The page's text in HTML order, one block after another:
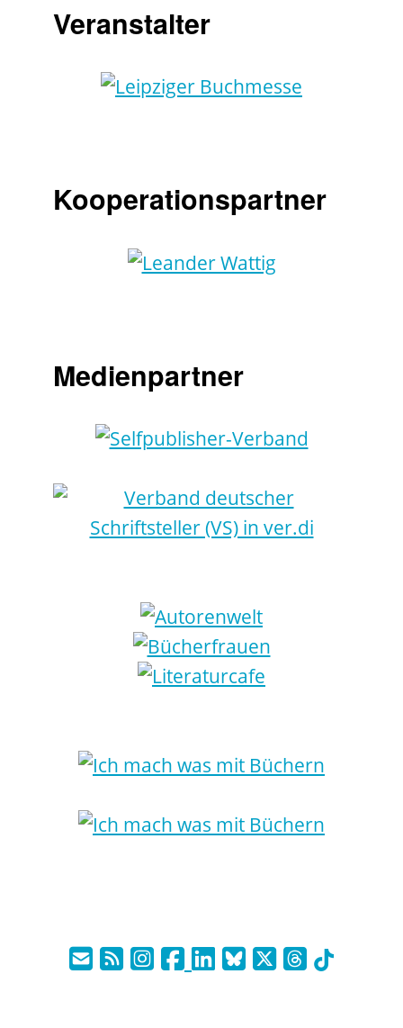
Veranstalter
Kooperationspartner
Medienpartner